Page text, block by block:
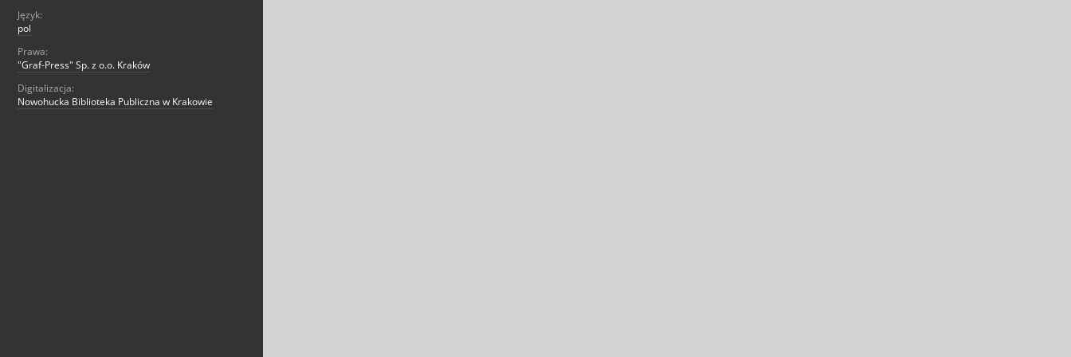
Język:
pol
Prawa:
"Graf-Press" Sp. z o.o. Kraków
Digitalizacja:
Nowohucka Biblioteka Publiczna w Krakowie